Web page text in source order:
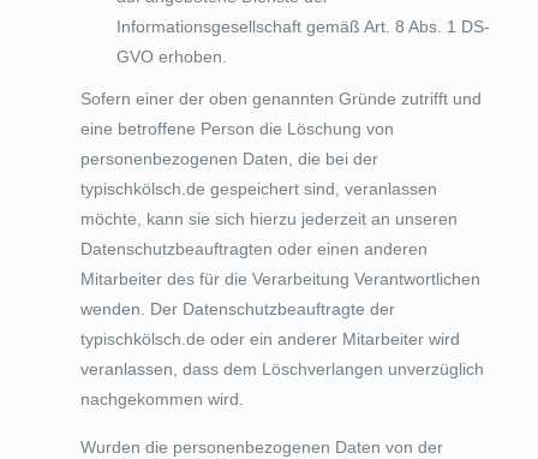
Informationsgesellschaft gemäß Art. 8 Abs. 1 DS-
GVO erhoben.
Sofern einer der oben genannten Gründe zutrifft und
eine betroffene Person die Löschung von
personenbezogenen Daten, die bei der
typischkölsch.de gespeichert sind, veranlassen
möchte, kann sie sich hierzu jederzeit an unseren
Datenschutzbeauftragten oder einen anderen
Mitarbeiter des für die Verarbeitung Verantwortlichen
wenden. Der Datenschutzbeauftragte der
typischkölsch.de oder ein anderer Mitarbeiter wird
veranlassen, dass dem Löschverlangen unverzüglich
nachgekommen wird.
Wurden die personenbezogenen Daten von der